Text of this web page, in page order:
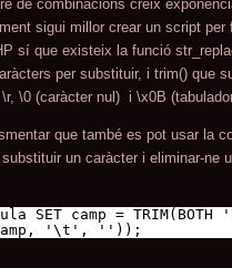
de combinacions creix
sigui millor crear un script per
sí que existeix la funció
per substituir, i trim() que
\0 (caràcter nul) i \x0B
que també es pot usar la
un caràcter i eliminar-ne
SET camp =
'\t', ''));